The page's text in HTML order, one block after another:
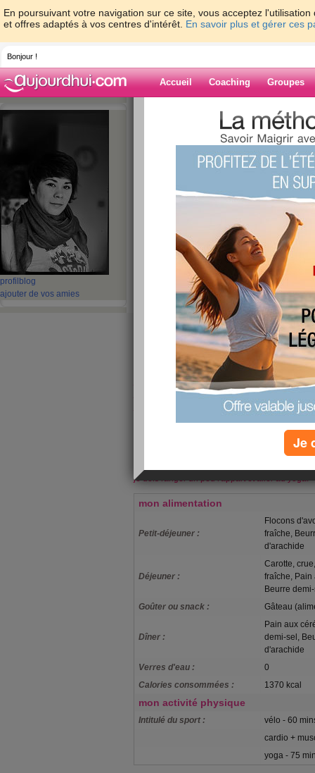
En poursuivant votre navigation sur ce site, vous acceptez
et offres adaptés à vos centres d'intérêt. En savoir plus et gérer ces
Bonjour !
Accueil Coaching Groupes
profil blog
ajouter de vos amies
> Dame-Polgara >
Blog de Dame-
Mes repas de
Bah voilà, une nouvelle journée!
Alors là, je tiens à vous remercier
Sincèrement, me prendre en photo a été
un vrai challenge.
Ici, je ne me sens pas jugée, je suis soutenue
J'espère vous montrer l'évolution rapidement!
Je viens d'aller à la salle de sport avec mon
je voies toutes les semaines, je le voies
j'aurai abandonné depuis longtemps la salle
j'ai une séance ce soir, c'est du yoga très
"restauratives" (qui ne demandent pas d'effort,
provoquent la détente et les étirements) avec
je dois ranger un peu l'appart et aller au yoga!
mon alimentation
Petit-déjeuner :
Flocons
fraîche,
d'arachide
Déjeuner :
Carotte,
fraîche, Pain
Beurre
Goûter ou snack :
Gâteau
Dîner :
Pain aux
demi-sel,
d'arachide
Verres d'eau :
0
Calories consommées :
1370 kcal
mon activité physique
Intitulé du sport :
vélo - 60
cardio +
yoga - 75
Je